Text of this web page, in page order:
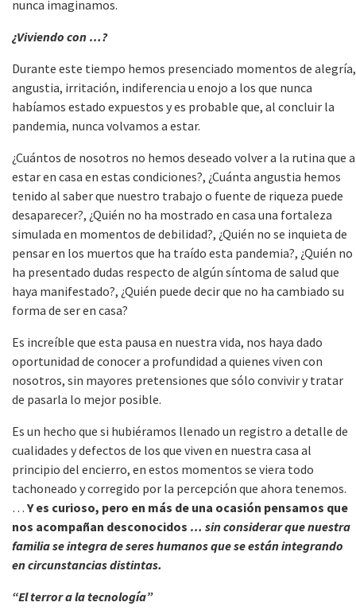
nunca imaginamos.
¿Viviendo con …?
Durante este tiempo hemos presenciado momentos de alegría,
angustia, irritación, indiferencia u enojo a los que nunca
habíamos estado expuestos y es probable que, al concluir la
pandemia, nunca volvamos a estar.
¿Cuántos de nosotros no hemos deseado volver a la rutina que a
estar en casa en estas condiciones?, ¿Cuánta angustia hemos
tenido al saber que nuestro trabajo o fuente de riqueza puede
desaparecer?, ¿Quién no ha mostrado en casa una fortaleza
simulada en momentos de debilidad?, ¿Quién no se inquieta de
pensar en los muertos que ha traído esta pandemia?, ¿Quién no
ha presentado dudas respecto de algún síntoma de salud que
haya manifestado?, ¿Quién puede decir que no ha cambiado su
forma de ser en casa?
Es increíble que esta pausa en nuestra vida, nos haya dado
oportunidad de conocer a profundidad a quienes viven con
nosotros, sin mayores pretensiones que sólo convivir y tratar
de pasarla lo mejor posible.
Es un hecho que si hubiéramos llenado un registro a detalle de
cualidades y defectos de los que viven en nuestra casa al
principio del encierro, en estos momentos se viera todo
tachoneado y corregido por la percepción que ahora tenemos.
… Y es curioso, pero en más de una ocasión pensamos que
nos acompañan desconocidos … sin considerar que nuestra
familia se integra de seres humanos que se están integrando
en circunstancias distintas.
“El terror a la tecnología”